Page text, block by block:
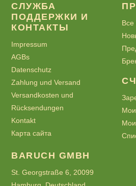
СЛУЖБА
ПОДДЕРЖКИ И
КОНТАКТЫ
Impressum
AGBs
Datenschutz
Zahlung und Versand
Versandkosten und
Rücksendungen
Kontakt
Карта сайта
Все
Мои
BARUCH GMBH
St. Georgstraße 6, 20099